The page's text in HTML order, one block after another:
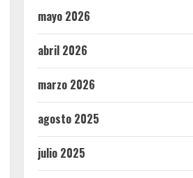
mayo 2026
abril 2026
marzo 2026
agosto 2025
julio 2025